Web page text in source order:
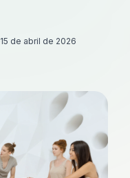
15 de abril de 2026